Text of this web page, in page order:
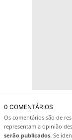
0 COMENTÁRIOS
Os comentários são de
representam a opinião
serão publicados. Se